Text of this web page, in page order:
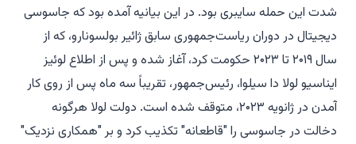
شدت این حمله سایبری بود. در این بیانیه آمده بود که جاسوسی
دیجیتال در دوران ریاست‌جمهوری سابق ژائیر بولسونارو، که از
سال ۲۰۱۹ تا ۲۰۲۳ حکومت کرد، آغاز شده و پس از اطلاع لوئیز
ایناسیو لولا دا سیلوا، رئیس‌جمهور، تقریباً سه ماه پس از روی کار
آمدن در ژانویه ۲۰۲۳، متوقف شده است. دولت لولا هرگونه
دخالت در جاسوسی را "قاطعانه" تکذیب کرد و بر "همکاری نزدیک"